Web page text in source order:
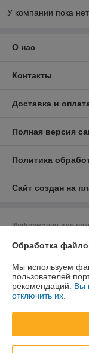
У компании пока
О нас
Контакты
Доставка и
Полная версия
Политика
Сайт создан на
Информация для
Юридическое лицо:
Регистрационный
УНП: 691357099
Регистрационный
Дата регистрации
Ссылка на
Обработка
Мы используем
пользователей
рекомендаций. Вы
отключить их.